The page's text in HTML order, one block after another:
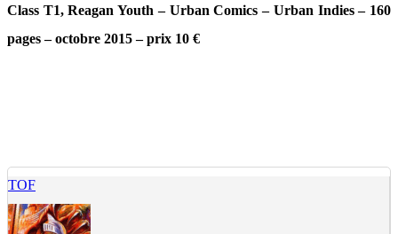
Class T1, Reagan Youth – Urban Comics – Urban Indies – 160
pages – octobre 2015 – prix 10 €
TOF